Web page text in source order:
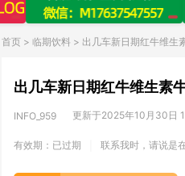
首页 > 临期饮料 > 出几车新日期红牛维生
出几车新日期红牛维生素
INFO_959 更新于2025年10月30日
有效期：已过期 联系我时，请说是